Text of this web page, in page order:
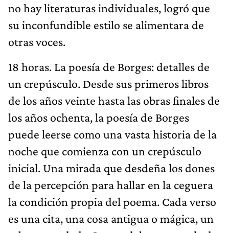
no hay literaturas individuales, logró que
su inconfundible estilo se alimentara de
otras voces.
18 horas. La poesía de Borges: detalles de
un crepúsculo. Desde sus primeros libros
de los años veinte hasta las obras finales de
los años ochenta, la poesía de Borges
puede leerse como una vasta historia de la
noche que comienza con un crepúsculo
inicial. Una mirada que desdeña los dones
de la percepción para hallar en la ceguera
la condición propia del poema. Cada verso
es una cita, una cosa antigua o mágica, un